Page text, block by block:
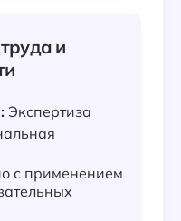
и
Экспертиза
с применением